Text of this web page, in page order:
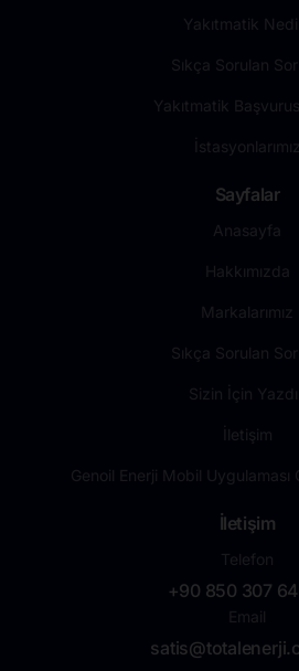
Yakıtmatik
Sıkça Sorulan
Yakıtmatik
İstasyonlarımız
Sayfalar
Anasayfa
Hakkımızda
Markalarımız
Sıkça Sorulan
Sizin İçin
İletişim
Genoil Enerji Mobil Uygulaması
İletişim
Telefon
+90 850 307
Email